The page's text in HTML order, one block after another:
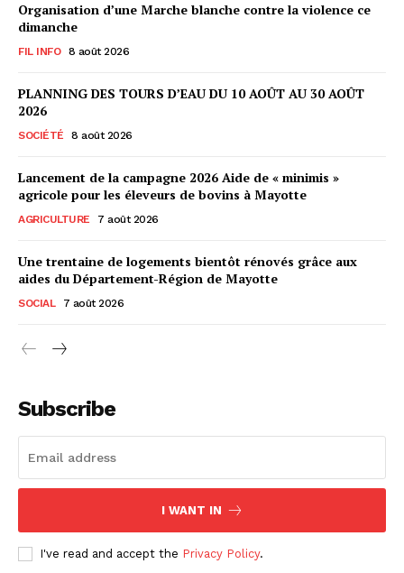
Organisation d’une Marche blanche contre la violence ce
dimanche
FIL INFO 8 août 2026
PLANNING DES TOURS D’EAU DU 10 AOÛT AU 30 AOÛT
2026
SOCIÉTÉ 8 août 2026
Lancement de la campagne 2026 Aide de « minimis »
agricole pour les éleveurs de bovins à Mayotte
AGRICULTURE 7 août 2026
Une trentaine de logements bientôt rénovés grâce aux
aides du Département-Région de Mayotte
SOCIAL 7 août 2026
Subscribe
I WANT IN
I've read and accept the Privacy Policy.